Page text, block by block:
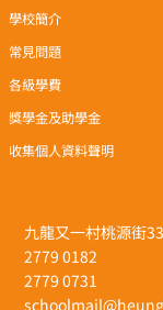
九龍又一村桃源街
2779 0182
2779 0731
學校簡介
常見問題
各級學費
獎學金及助學金
收集個人資料聲明